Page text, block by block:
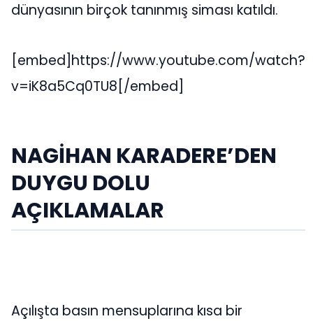
dünyasının birçok tanınmış siması katıldı.
[embed]https://www.youtube.com/watch?
v=iK8a5Cq0TU8[/embed]
NAGİHAN KARADERE’DEN
DUYGU DOLU
AÇIKLAMALAR
Açılışta basın mensuplarına kısa bir